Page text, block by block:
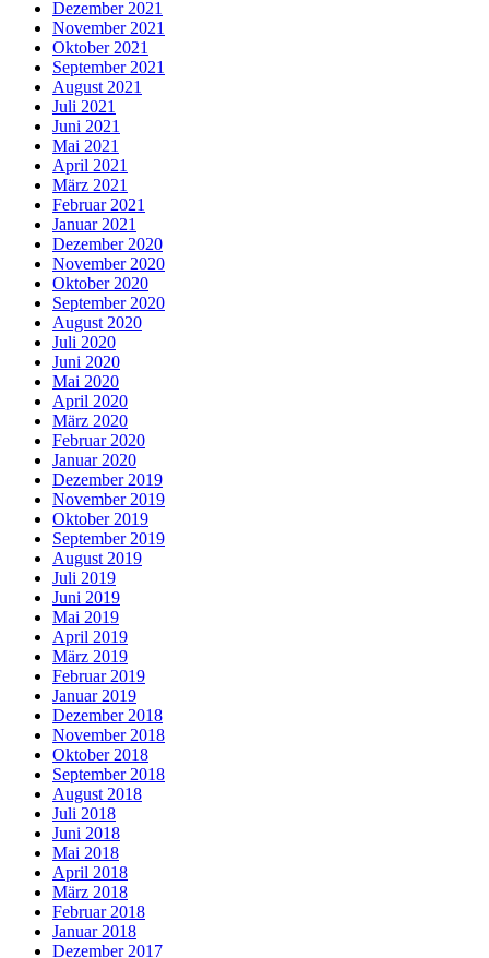
Dezember 2021
November 2021
Oktober 2021
September 2021
August 2021
Juli 2021
Juni 2021
Mai 2021
April 2021
März 2021
Februar 2021
Januar 2021
Dezember 2020
November 2020
Oktober 2020
September 2020
August 2020
Juli 2020
Juni 2020
Mai 2020
April 2020
März 2020
Februar 2020
Januar 2020
Dezember 2019
November 2019
Oktober 2019
September 2019
August 2019
Juli 2019
Juni 2019
Mai 2019
April 2019
März 2019
Februar 2019
Januar 2019
Dezember 2018
November 2018
Oktober 2018
September 2018
August 2018
Juli 2018
Juni 2018
Mai 2018
April 2018
März 2018
Februar 2018
Januar 2018
Dezember 2017